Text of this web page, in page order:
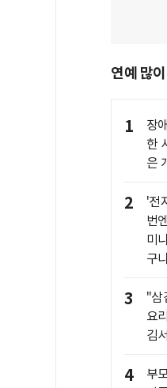
연예 많
1
장
한
은
2
'전
번
미
구
3
"삼
요
김
4
부